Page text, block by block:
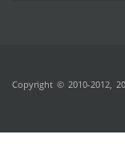
Copyright © 2010-2012,